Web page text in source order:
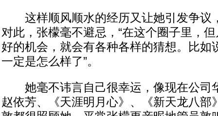
这样顺风顺水的经历又让她引发争议
对此，张檬毫不避忌，“在这个圈子里，
好的机会，就会有各种各样的猜想。比如
一定是怎么样了”。
她毫不讳言自己很幸运，像现在公司
赵依芳、《天涯明月心》、《新天龙八部